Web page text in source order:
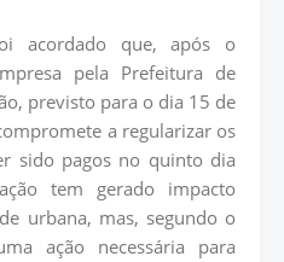
acordado que, após o
pela Prefeitura de
previsto para o dia 15 de
a regularizar os
sido pagos no quinto dia
tem gerado impacto
urbana, mas, segundo o
ação necessária para